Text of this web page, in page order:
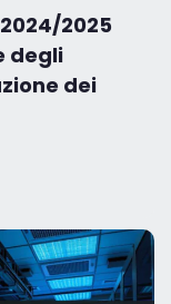
2025
degli
dei